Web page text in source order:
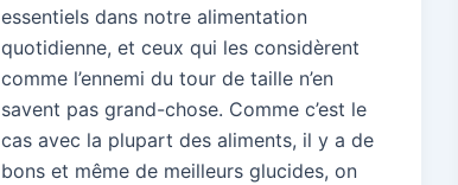
essentiels dans notre alimentation
quotidienne, et ceux qui les considèrent
comme l’ennemi du tour de taille n’en
savent pas grand-chose. Comme c’est le
cas avec la plupart des aliments, il y a de
bons et même de meilleurs glucides, on